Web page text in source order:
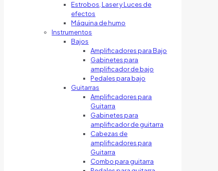
Estrobos, Laser y Luces de
efectos
Máquina de humo
Instrumentos
Bajos
Amplificadores para Bajo
Gabinetes para
amplificador de bajo
Pedales para bajo
Guitarras
Amplificadores para
Guitarra
Gabinetes para
amplificador de guitarra
Cabezas de
amplificadores para
Guitarra
Combo para guitarra